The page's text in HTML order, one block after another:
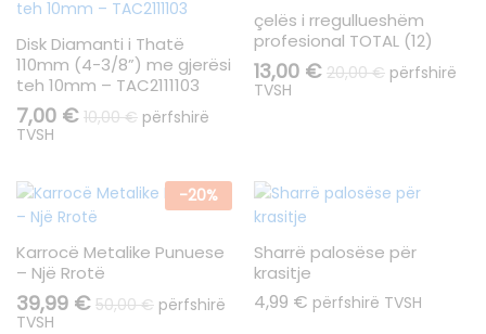
Disk Diamanti i Thatë
110mm (4-3/8”) me gjerësi
teh 10mm – TAC2111103
7,00 € 10,00€ përfshirë
TVSH
çelës i rregullueshëm
profesional TOTAL (12)
13,00 € 20,00€ përfshirë
TVSH
-20%
Karrocë Metalike Punuese
– Një Rrotë
39,99 € 50,00€ përfshirë
TVSH
Sharrë palosëse për
krasitje
4,99 € përfshirë TVSH